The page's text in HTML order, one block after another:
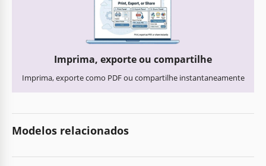
Imprima, exporte ou compartilhe
Imprima, exporte como PDF ou compartilhe instantaneamente
Modelos relacionados